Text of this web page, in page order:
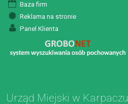
Baza firm
Reklama na stronie
Panel Klienta
Urząd Miejski w Karpaczu